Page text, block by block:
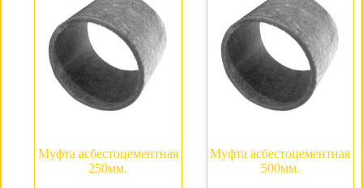
Муфта асбестоцементная
250мм.
Муфта асбестоцементная
500мм.